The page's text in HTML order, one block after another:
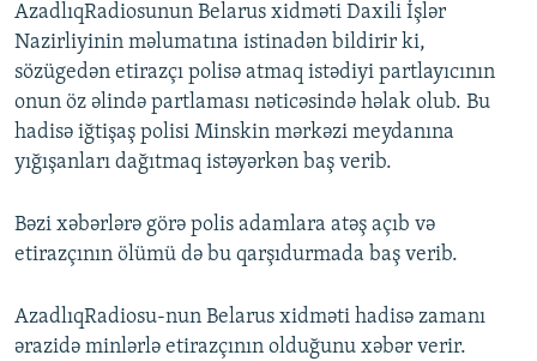
AzadlıqRadiosunun Belarus xidməti Daxili İşlər
Nazirliyinin məlumatına istinadən bildirir ki,
sözügedən etirazçı polisə atmaq istədiyi partlayıcının
onun öz əlində partlaması nəticəsində həlak olub. Bu
hadisə iğtişaş polisi Minskin mərkəzi meydanına
yığışanları dağıtmaq istəyərkən baş verib.
Bəzi xəbərlərə görə polis adamlara atəş açıb və
etirazçının ölümü də bu qarşıdurmada baş verib.
AzadlıqRadiosu-nun Belarus xidməti hadisə zamanı
ərazidə minlərlə etirazçının olduğunu xəbər verir.